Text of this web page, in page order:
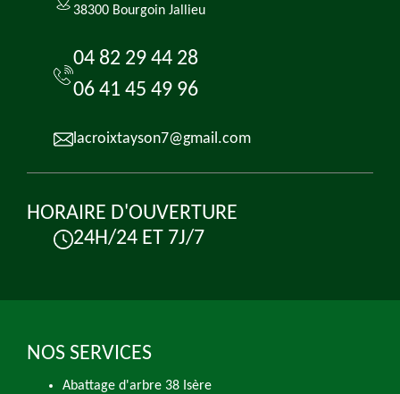
38300 Bourgoin Jallieu
04 82 29 44 28
06 41 45 49 96
lacroixtayson7@gmail.com
HORAIRE D'OUVERTURE
24H/24 ET 7J/7
NOS SERVICES
Abattage d'arbre 38 Isère